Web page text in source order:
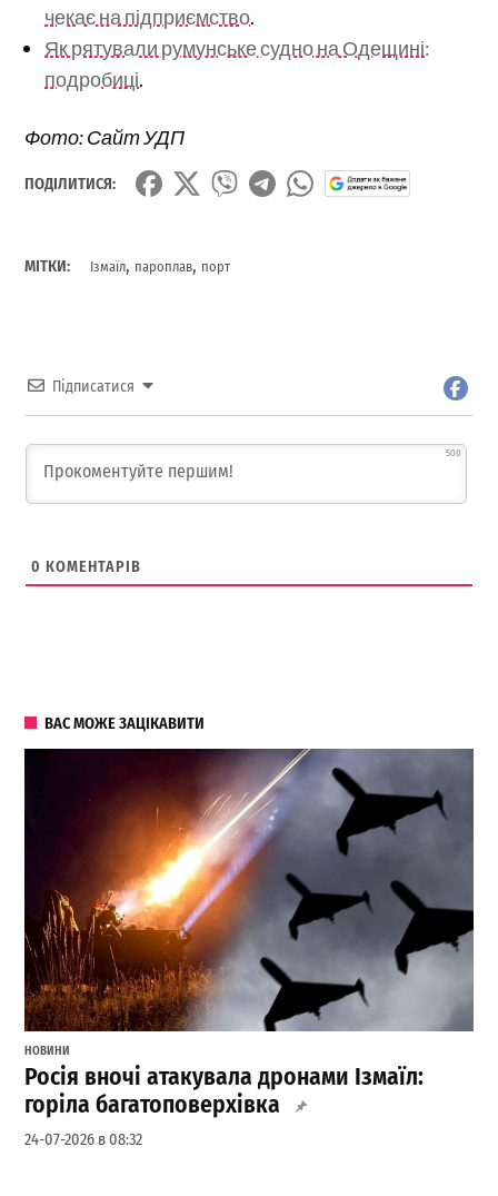
чекає на підприємство.
Як рятували румунське судно на Одещині:
подробиці.
Фото: Сайт УДП
ПОДІЛИТИСЯ:
МІТКИ: Ізмаїл, пароплав, порт
Підписатися
500
0 КОМЕНТАРІВ
ВАС МОЖЕ ЗАЦІКАВИТИ
НОВИНИ
Росія вночі атакувала дронами Ізмаїл:
горіла багатоповерхівка
24-07-2026 в 08:32